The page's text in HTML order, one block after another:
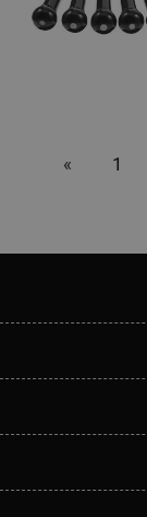
« 1